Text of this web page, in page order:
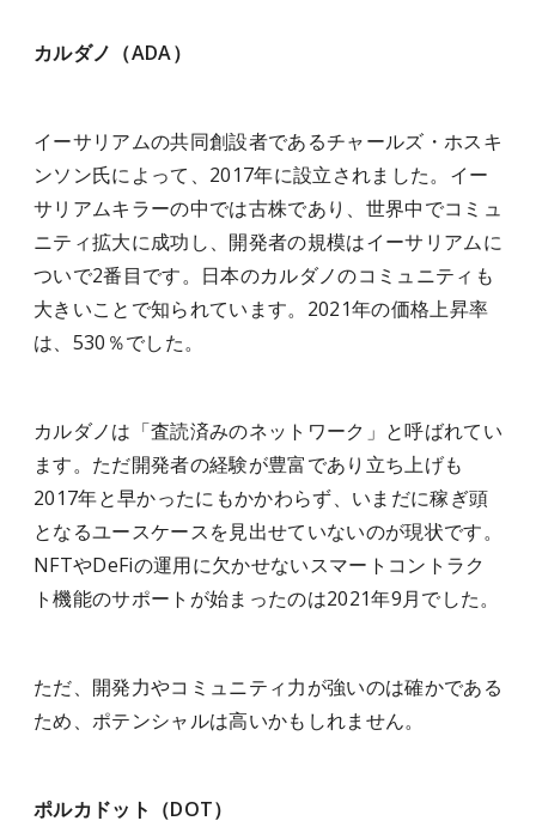
カルダノ（ADA）
イーサリアムの共同創設者であるチャールズ・ホスキ
ンソン氏によって、2017年に設立されました。イー
サリアムキラーの中では古株であり、世界中でコミュ
ニティ拡大に成功し、開発者の規模はイーサリアムに
ついで2番目です。日本のカルダノのコミュニティも
大きいことで知られています。2021年の価格上昇率
は、530％でした。
カルダノは「査読済みのネットワーク」と呼ばれてい
ます。ただ開発者の経験が豊富であり立ち上げも
2017年と早かったにもかかわらず、いまだに稼ぎ頭
となるユースケースを見出せていないのが現状です。
NFTやDeFiの運用に欠かせないスマートコントラク
ト機能のサポートが始まったのは2021年9月でした。
ただ、開発力やコミュニティ力が強いのは確かである
ため、ポテンシャルは高いかもしれません。
ポルカドット（DOT）